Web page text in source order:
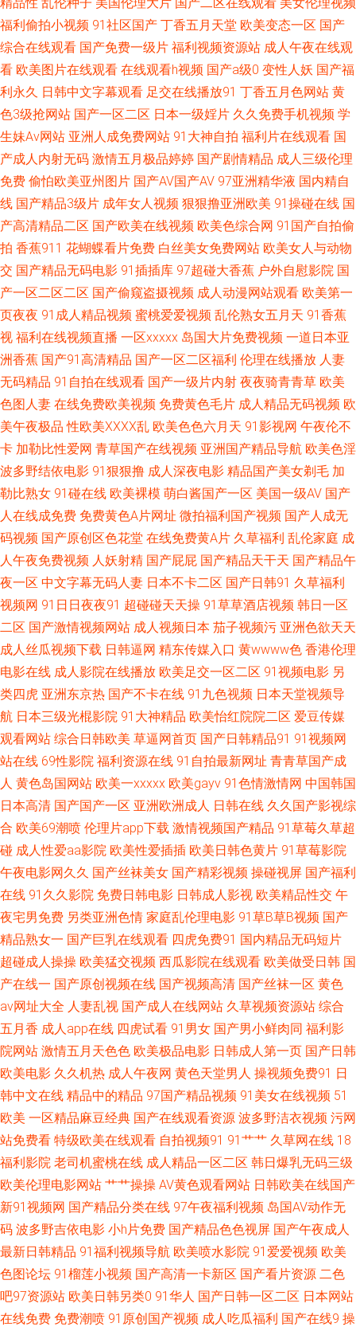
视频9 日韩欧美瑟瑟网站 91无码午夜人妻蜜桃 日韩亚州国产成人综合 最新
影音先锋av网站 天天舔夜夜撸 91在线导航 福利精品在线 色色福利视频 91超
网 九九热婷婷 亚洲无码影音先锋 92福利视频网 九草视频九九日 www本日
黄色 青娱乐影音 91成人在线视频 92av福利视频 人妻社区 91素人越啪系列
黑丝美女被后入 先锋影院AV色资源 91探花偷拍视频 黄色精品网址 偷拍国厂
91情趣电影 国产ts自拍在线观看 东方影库av免费看 91老熟女 成人碰碰免费
视频 男人的天堂青草啪啪啪 欧美国产日韩福利 91呦女呦女 国产精品一一一
91香蕉伊人 国产精品鲁鲁鲁视频 青青草白白色 亚洲色图传媒 91在饯黑丝 国
产黑丝自慰免费观看 三级无码不卡 91夫妻交换视频 不卡免费AV高清电影 久
久伊人狼 91操黑丝 91尤物网站在线观看 男人看片网站AV 一区二区 肏福利
视频久久 肏屄国内 久久伊人超碰 涩涩一级 91国产视频在线观看吃瓜 国产美
女精品久久中文 91叉啊插 99久久精品 久久人妻精品 先锋无码中文 91人人
蜜桃网 韩国福利二区综合 桃色午夜天 草莓视频免费网站 欧美情色专区 91操
熟女 俺来也俺去也久久 久爱成人在线 色涩叉蜜桃 91久久福利视频导航 国产
费观看网站 老司机福利欧美 在线观看av 国产91双飞 婷婷久久性爱精品 91丝
袜国产足交网 国产精品1区2区 91福利导航大全 A级片伊人网站 精品无码a∨
福利网 日韩午夜福利 91少女黑丝 性欧美第三页 人妖伪娘 91福利剧场 波多
野吉依无码 久久午夜成人网 香蕉视频黄在线观看 92福利视频网 玖玖热99 日
本精品久久青青传媒 韩国论理 欧美日韩综合在线 午夜精品久草 91福利在线
导航 91资源 国产熟女www 探花精品第八页 91色蝌蚪在线视频 狠狠久久综
合 四虎黄色片 成人在线影音先锋aV 熟妇偷拍 91综合视频 精品人妻久久精品
人妻 日韩视频123 91国产视频大全 极品白丝一二区 色悠悠一二区 91主播福
日韩视频一区二区蜜桃 91海角社区在线看 国产盗摄成人一区二区 亚洲97在
线观看 豆花成人在线 欧美性爱91人妻 avtt网五月 青青草无码 91大神啪啪视
频蜜桃 超碰91人人色 欧美性爱页一区 91人妻资源 黑人性爱欧美日韩网页 中
文字幕人妻精品一区 国产午夜福利网一二区 五月先锋影视 91人妻人人干 国
蚪人妻九色 超碰刺激福利 久91c 深爱成人在线播放 91网址免费观看视频 男
人的天堂理论片 影音先锋AV色 国产欧美岛国 五月国产精品久久 91资源视频
福利偷拍小视频 91社区国产 丁香五月天堂 欧美变态一区 国产
综合在线观看 国产免费一级片 福利视频资源站 成人午夜在线观
看 欧美图片在线观看 在线观看h视频 国产a级0 变性人妖 国产福
利永久 日韩中文字幕观看 足交在线播放91 丁香五月色网站 黄
色3级抢网站 国产一区二区 日本一级婬片 久久免费手机视频 学
生妹Av网站 亚洲人成免费网站 91大神自拍 福利片在线观看 国
产成人内射无码 激情五月极品婷婷 国产剧情精品 成人三级伦理
免费 偷怕欧美亚州图片 国产AV国产AV 97亚洲精华液 国内精自
线 国产精品3级片 成年女人视频 狠狠撸亚洲欧美 91操碰在线 国
产高清精品二区 国产欧美在线视频 欧美色综合网 91国产自拍偷
拍 香蕉911 花蝴蝶看片免费 白丝美女免费网站 欧美女人与动物
交 国产精品无码电影 91插插库 97超碰大香蕉 户外自慰影院 国
产一区二区二区 国产偷窥盗摄视频 成人动漫网站观看 欧美第一
页夜夜 91成人精品视频 蜜桃爱爱视频 乱伦熟女五月天 91香蕉
视 福利在线视频直播 一区xxxxx 岛国大片免费视频 一道日本亚
洲香蕉 国产91高清精品 国产一区二区福利 伦理在线播放 人妻
无码精品 91自拍在线观看 国产一级片内射 夜夜骑青青草 欧美
色图人妻 在线免费欧美视频 免费黄色毛片 成人精品无码视频 欧
美午夜极品 性欧美ⅩⅩⅩⅩ乱 欧美色色六月天 91影视网 午夜伦不
卡 加勒比性爱网 青草国产在线视频 亚洲国产精品导航 欧美色淫
波多野结依电影 91狠狠撸 成人深夜电影 精品国产美女剃毛 加
勒比熟女 91碰在线 欧美裸模 萌白酱国产一区 美国一级AV 国产
人在线成免费 免费黄色A片网址 微拍福利国产视频 国产人成无
码视频 国产原创区色花堂 在线免费黄A片 久草福利 乱伦家庭 成
人午夜免费视频 人妖射精 国产屁屁 国产精品天干天 国产精品午
夜一区 中文字幕无码人妻 日本不卡二区 国产日韩91 久草福利
视频网 91日日夜夜91 超碰碰天天操 91草草酒店视频 韩日一区
二区 国产激情视频网站 成人视频日本 茄子视频污 亚洲色欲天天
成人丝瓜视频下载 日韩逼网 精东传媒入口 黄wwww色 香港伦理
电影在线 成人影院在线播放 欧美足交一区二区 91视频电影 另
类四虎 亚洲东京热 国产不卡在线 91九色视频 日本天堂视频导
航 日本三级光棍影院 91大神精品 欧美怡红院院二区 爱豆传媒
观看网站 综合日韩欧美 草逼网首页 国产日韩精品91 91视频网
站在线 69性影院 福利资源在线 91自拍最新网址 青青草国产成
人 黄色岛国网站 欧美一xxxxx 欧美gayv 91色情激情网 中国韩国
日本高清 国产国产一区 亚洲欧洲成人 日韩在线 久久国产影视综
合 欧美69潮喷 伦理片app下载 激情视频国产精品 91草莓久草超
碰 成人性爱aa影院 欧美性爱插插 欧美日韩色黄片 91草莓影院
午夜电影网久久 国产丝袜美女 国产精彩视频 操碰视屏 国产福利
在线 91久久影院 免费日韩电影 日韩成人影视 欧美精品性交 午
夜宅男免费 另类亚洲色情 家庭乱伦理电影 91草B草B视频 国产
精品熟女一 国产巨乳在线观看 四虎免费91 国内精品无码短片
超碰成人操操 欧美猛交视频 西瓜影院在线观看 欧美做受日韩 国
产在线一 国产原创视频在线 国产视频高清 国产丝袜一区 黄色
av网址大全 人妻乱视 国产成人在线网站 久草视频资源站 综合
五月香 成人app在线 四虎试看 91男女 国产男小鲜肉同 福利影
院网站 激情五月天色色 欧美极品电影 日韩成人第一页 国产日韩
欧美电影 久久机热 成人午夜网 黄色天堂男人 操视频免费91 日
韩中文在线 精品中的精品 97国产精品视频 91美女在线视频 51
欧美 一区精品麻豆经典 国产在线观看资源 波多野洁衣视频 污网
站免费看 特级欧美在线观看 自拍视频91 91艹艹 久草网在线 18
福利影院 老司机蜜桃在线 成人精品一区二区 韩日爆乳无码三级
欧美伦理电影网站 艹艹操操 AV黄色观看网站 日韩欧美在线国产
新91视频网 国产精品分类在线 97午夜福利视频 岛国AV动作无
码 波多野吉依电影 小h片免费 国产精品色色视屏 国产午夜成人
最新日韩精品 91福利视频导航 欧美喷水影院 91爱爱视频 欧美
色图论坛 91榴莲小视频 国产高清一卡新区 国产看片资源 二色
吧97资源站 欧美日韩另类0 91华人 国产日韩一区二区 日本网站
在线免费 免费潮喷 91原创国产视频 成人吃瓜福利 国产在线9 操